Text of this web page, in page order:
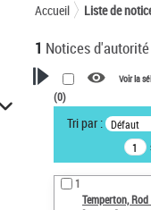
Accueil Liste de
1 Notices d'autorité
VOTRE RECHERCHE
Recherche
notices d’autorité
Œuvres liées à
Temperton, Rod
Voir la
(0)
Tri par : Défaut
1
Temperton,